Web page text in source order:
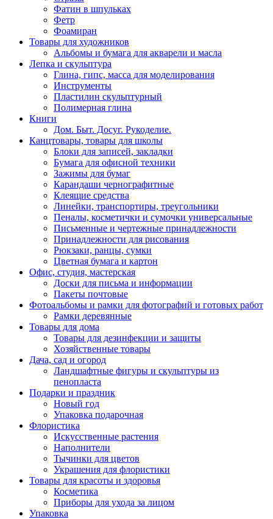
Фатин в шпульках
Фетр
Фоамиран
Товары для художников
Альбомы и бумага для акварели и масла
Лепка и скульптура
Глина, гипс, масса для моделирования
Инструменты
Пластилин скульптурный
Полимерная глина
Книги
Дом. Быт. Досуг. Рукоделие.
Канцтовары, товары для школы
Блоки для записей, закладки
Бумага для офисной техники
Зажимы для бумаг
Карандаши чернографитные
Клеящие средства
Линейки, транспортиры, треугольники
Пеналы, косметички и сумочки универсальные
Письменные и чертежные принадлежности
Принадлежности для рисования
Рюкзаки, ранцы, сумки
Цветная бумага и картон
Офис, студия, мастерская
Доски для письма и информации
Пакеты почтовые
Фотоальбомы и рамки для фотографий и готовых работ
Рамки деревянные
Товары для дома
Товары для дезинфекции и защиты
Хозяйственные товары
Дача, сад и огород
Ландшафтные фигуры и скульптуры из
пенопласта
Подарки и праздник
Новый год
Упаковка подарочная
Флористика
Искусственные растения
Наполнители
Тычинки для цветов
Украшения для флористики
Товары для красоты и здоровья
Косметика
Приборы для ухода за лицом
Упаковка